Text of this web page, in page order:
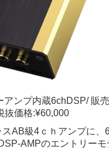
アンプ内蔵6chDSP/ 販
価格:¥60,000
AB級4ｃｈアンプに、
AMPのエントリーモ